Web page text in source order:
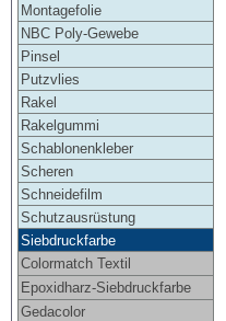
Montagefolie
NBC Poly-Gewebe
Pinsel
Putzvlies
Rakel
Rakelgummi
Schablonenkleber
Scheren
Schneidefilm
Schutzausrüstung
Siebdruckfarbe
Colormatch Textil
Epoxidharz-Siebdruckfarbe
Gedacolor